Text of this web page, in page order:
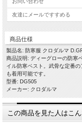
友達にメールですすめる
商品仕様
製品名: 防寒服 クロダルマ
商品説明: ディーグローの防寒
イル防寒ベスト。武骨な定番
も着用可能です。
型番: DG505
メーカー: クロダルマ
この商品を見た人はこ